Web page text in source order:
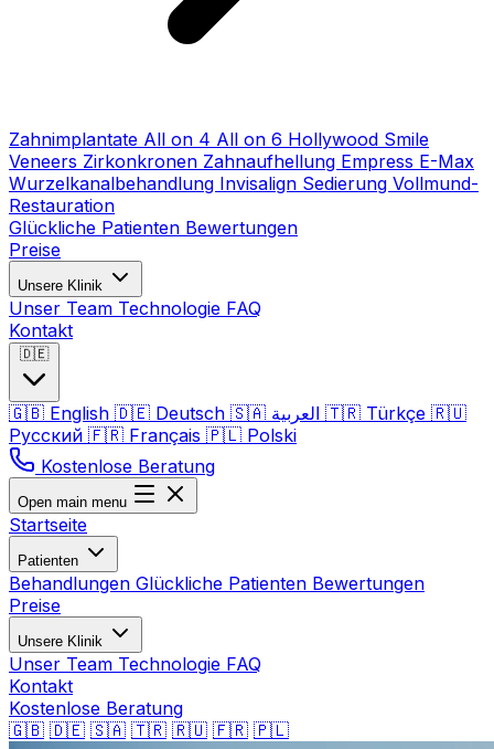
Zahnimplantate All on 4 All on 6 Hollywood Smile
Veneers Zirkonkronen Zahnaufhellung Empress E-Max
Wurzelkanalbehandlung Invisalign Sedierung Vollmund-
Restauration
Glückliche Patienten Bewertungen
Preise
Unsere Klinik
Unser Team Technologie FAQ
Kontakt
🇩🇪
🇬🇧 English 🇩🇪 Deutsch 🇸🇦 🇹🇷 Türkçe 🇷🇺
Русский 🇫🇷 Français 🇵🇱 Polski
Kostenlose Beratung
Open main menu
Startseite
Patienten
Behandlungen Glückliche Patienten Bewertungen
Preise
Unsere Klinik
Unser Team Technologie FAQ
Kontakt
Kostenlose Beratung
🇬🇧 🇩🇪 🇸🇦 🇹🇷 🇷🇺 🇫🇷 🇵🇱